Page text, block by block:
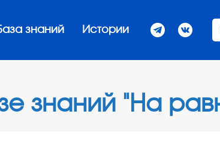
знаний Истории
знаний "На